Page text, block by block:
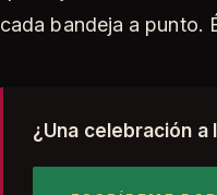
cada bandeja a punto.
¿Una celebración